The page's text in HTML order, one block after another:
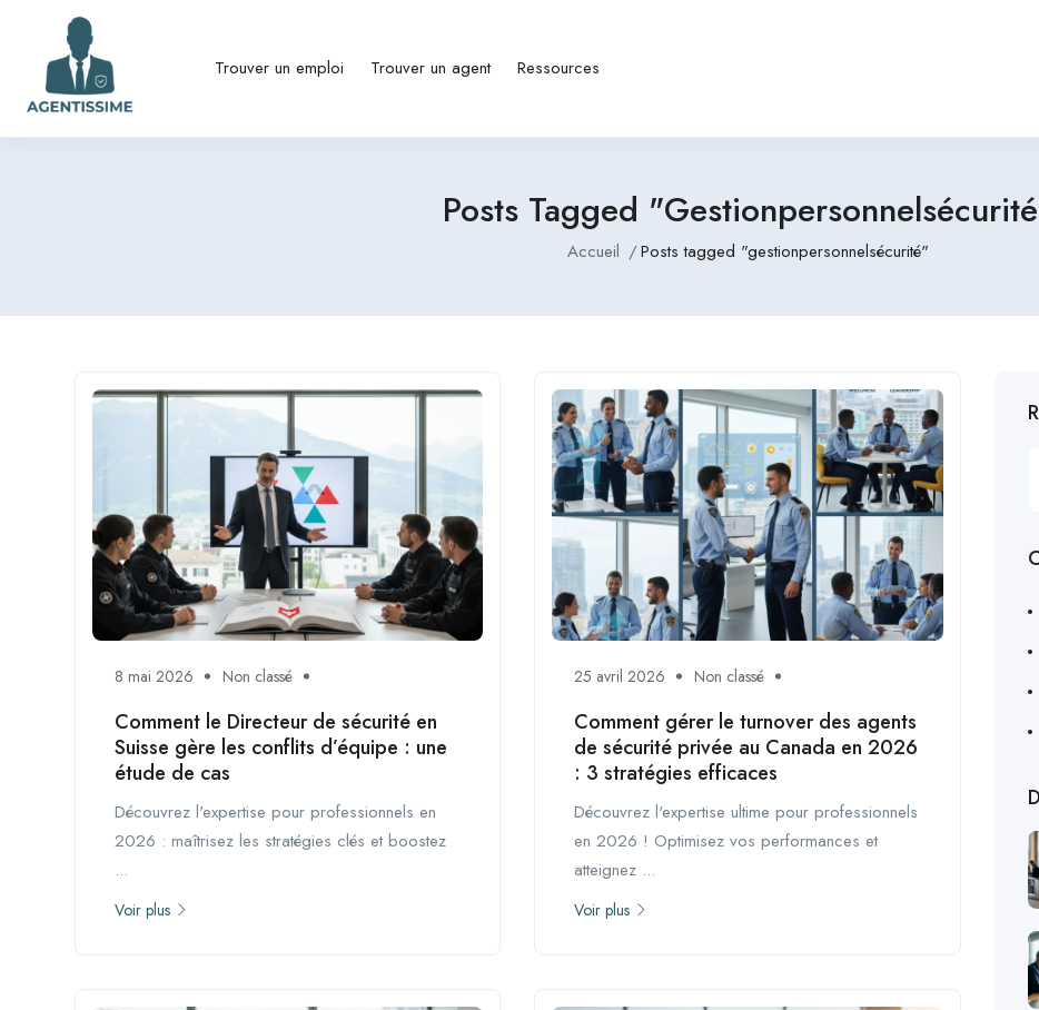
Trouver un emploi Trouver un agent Ressources
Posts Tagged
Accueil Posts tagged "gestionpersonnelsécurité"
8 mai 2026 Non classé
Comment le Directeur de sécurité en
Suisse gère les conflits d’équipe : une
étude de cas
Découvrez l'expertise pour professionnels en
2026 : maîtrisez les stratégies clés et boostez
...
Voir plus
25 avril 2026 Non classé
Comment gérer le turnover des agents
de sécurité privée au Canada en 2026
: 3 stratégies efficaces
Découvrez l'expertise ultime pour professionnels
en 2026 ! Optimisez vos performances et
atteignez ...
Voir plus